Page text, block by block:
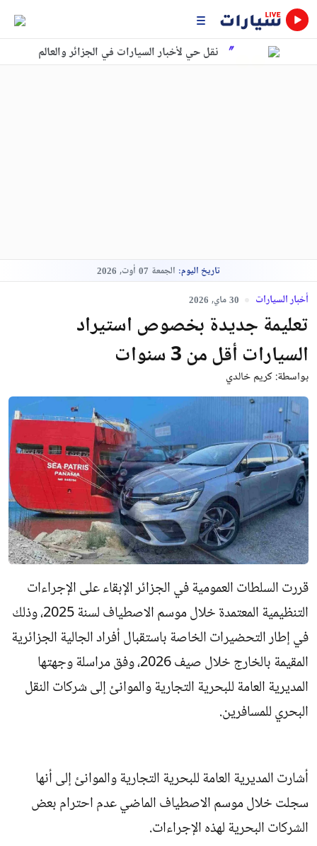
نقل حي لأخبار السيارات في الجزائر والعالم
تاريخ اليوم: الجمعة 07 أوت, 2026
أخبار السيارات 30 ماي, 2026
تعليمة جديدة بخصوص استيراد
السيارات أقل من 3 سنوات
بواسطة:كريم خالدي
قررت السلطات العمومية في الجزائر الإبقاء على الإجراءات
التنظيمية المعتمدة خلال موسم الاصطياف لسنة 2025، وذلك
في إطار التحضيرات الخاصة باستقبال أفراد الجالية الجزائرية
المقيمة بالخارج خلال صيف 2026، وفق مراسلة وجهتها
المديرية العامة للبحرية التجارية والموانئ إلى شركات النقل
البحري للمسافرين.
أشارت المديرية العامة للبحرية التجارية والموانئ إلى أنها
سجلت خلال موسم الاصطياف الماضي عدم احترام بعض
الشركات البحرية لهذه الإجراءات.